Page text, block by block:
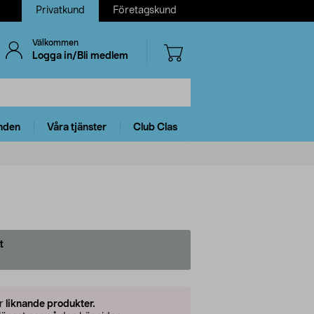
Privatkund Företagskund
Välkommen
Logga in/Bli medlem
Våra tjänster Club Clas
liknande produkter.